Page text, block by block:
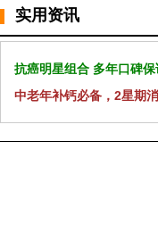
实用资讯
抗癌明星组合 多年口碑
中老年补钙必备，2星期